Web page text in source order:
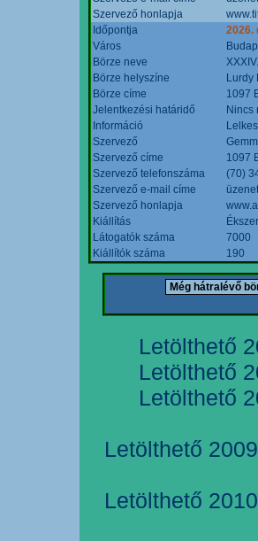
Szervező honlapja
Időpontja
2026.
Város
Börze neve
Börze helyszíne
Lurdy
Börze címe
1097
Jelentkezési határidő
Nincs
Információ
Szervező
Szervező címe
1097
Szervező telefonszáma
(70)
Szervező e-mail címe
Szervező honlapja
Kiállítás
Látogatók száma
7000
Kiállítók száma
190
Letölthető
Letölthető
Letölthető
Letölthető
Letölthető